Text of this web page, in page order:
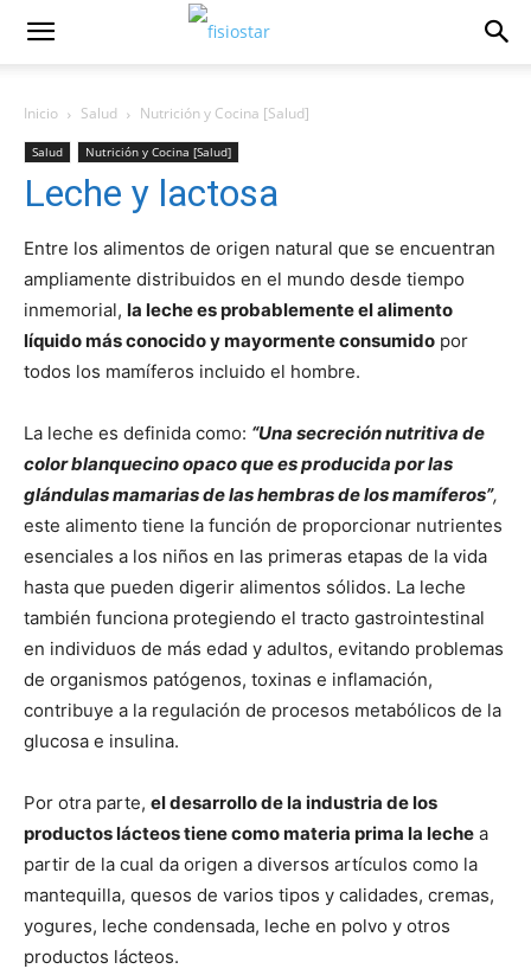
Inicio Salud Nutrición y Cocina [Salud]
Salud Nutrición y Cocina [Salud]
Leche y lactosa
Entre los alimentos de origen natural que se encuentran
ampliamente distribuidos en el mundo desde tiempo
inmemorial, la leche es probablemente el alimento
líquido más conocido y mayormente consumido por
todos los mamíferos incluido el hombre.
La leche es definida como: “Una secreción nutritiva de
color blanquecino opaco que es producida por las
glándulas mamarias de las hembras de los mamíferos”,
este alimento tiene la función de proporcionar nutrientes
esenciales a los niños en las primeras etapas de la vida
hasta que pueden digerir alimentos sólidos. La leche
también funciona protegiendo el tracto gastrointestinal
en individuos de más edad y adultos, evitando problemas
de organismos patógenos, toxinas e inflamación,
contribuye a la regulación de procesos metabólicos de la
glucosa e insulina.
Por otra parte, el desarrollo de la industria de los
productos lácteos tiene como materia prima la leche a
partir de la cual da origen a diversos artículos como la
mantequilla, quesos de varios tipos y calidades, cremas,
yogures, leche condensada, leche en polvo y otros
productos lácteos.